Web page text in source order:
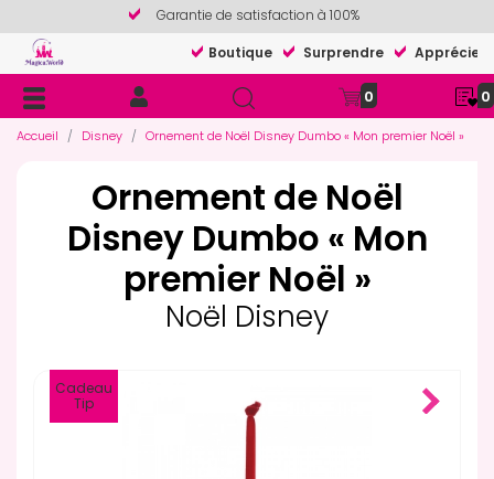
Garantie de satisfaction à 100%
Boutique
Surprendre Apprécier
0 0
Accueil Disney Ornement de Noël Disney Dumbo « Mon premier Noël »
Ornement de Noël
Disney Dumbo « Mon
premier Noël »
Noël Disney
Cadeau
Tip